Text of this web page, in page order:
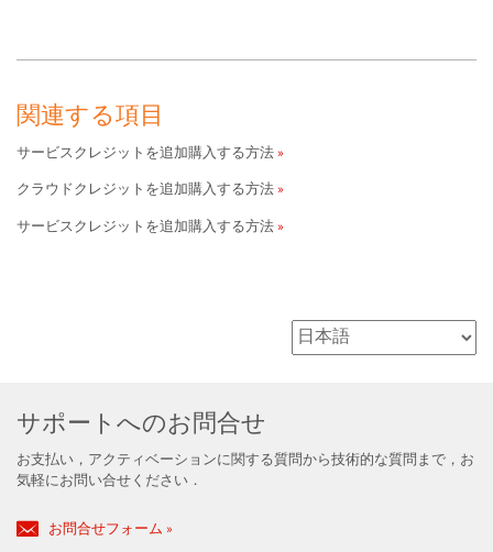
関連する項目
サービスクレジットを追加購入する方法
クラウドクレジットを追加購入する方法
サービスクレジットを追加購入する方法
サポートへのお問合せ
お支払い，アクティベーションに関する質問から技術的な質問まで，お
気軽にお問い合せください．
お問合せフォーム